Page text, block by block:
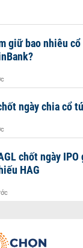
giữ bao nhiêu
ngày chia cổ
chốt ngày
HAG